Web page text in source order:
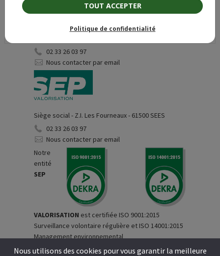
Siège social - 7, impasse Claude Bertholet - 61000
02 33 26 03 97
Nous contacter par email
Siège social - Z.I. Les Fourneaux - 61500 SEES
02 33 26 03 97
Nous contacter par email
Notre
entité
SEP
VALORISATION est certifiée ISO 9001:2015
Surveillance volontaire régulière et ISO 14001:2015
Management environnemental
Nous utilisons des cookies pour vous garantir la meilleure
TOUT ACCEPTER
Politique de confidentialité